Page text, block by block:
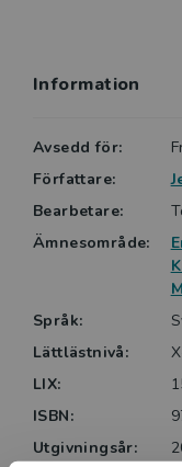
årets absolut
läsare genom en
Sagt om boken:
så här om boken:
alla. Alla som
någon gång
över vad som
saker. Om det är
att bli sedda.”
det är vackert och
Och Erika
Information
Avsedd för:
Författare:
Bearbetare:
Ämnesområde:
Språk:
Lättlästnivå:
LIX:
ISBN:
Utgivningsår: